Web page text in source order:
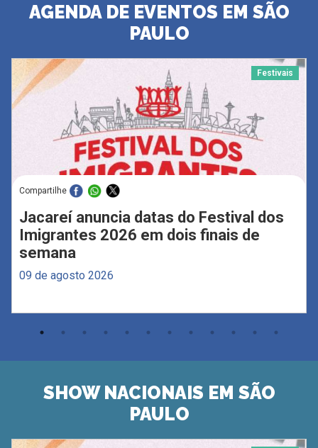
AGENDA DE EVENTOS EM SÃO
PAULO
Festivais
Compartilhe
Jacareí anuncia datas do Festival dos
Imigrantes 2026 em dois finais de
semana
09 de agosto 2026
SHOW NACIONAIS EM SÃO
PAULO